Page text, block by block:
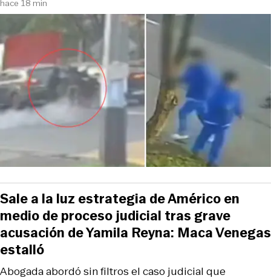
hace 18 min
Abogada abordó sin filtros el caso judicial que
Sale a la luz estrategia de Américo en
medio de proceso judicial tras grave
acusación de Yamila Reyna: Maca Venegas
estalló